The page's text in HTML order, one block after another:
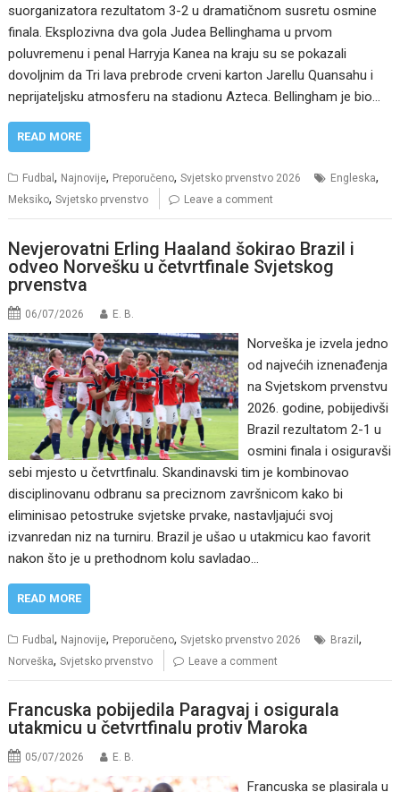
suorganizatora rezultatom 3-2 u dramatičnom susretu osmine
finala. Eksplozivna dva gola Judea Bellinghama u prvom
poluvremenu i penal Harryja Kanea na kraju su se pokazali
dovoljnim da Tri lava prebrode crveni karton Jarellu Quansahu i
neprijateljsku atmosferu na stadionu Azteca. Bellingham je bio…
READ MORE
Fudbal, Najnovije, Preporučeno,Svjetsko prvenstvo 2026 Engleska,
Meksiko,Svjetsko prvenstvo Leave a comment
Nevjerovatni Erling Haaland šokirao Brazil i
odveo Norvešku u četvrtfinale Svjetskog
prvenstva
06/07/2026 E. B.
Norveška je izvela jedno
od najvećih iznenađenja
na Svjetskom prvenstvu
2026. godine, pobijedivši
Brazil rezultatom 2-1 u
osmini finala i osiguravši
sebi mjesto u četvrtfinalu. Skandinavski tim je kombinovao
disciplinovanu odbranu sa preciznom završnicom kako bi
eliminisao petostruke svjetske prvake, nastavljajući svoj
izvanredan niz na turniru. Brazil je ušao u utakmicu kao favorit
nakon što je u prethodnom kolu savladao…
READ MORE
Fudbal, Najnovije, Preporučeno,Svjetsko prvenstvo 2026 Brazil,
Norveška,Svjetsko prvenstvo Leave a comment
Francuska pobijedila Paragvaj i osigurala
utakmicu u četvrtfinalu protiv Maroka
05/07/2026 E. B.
Francuska se plasirala u